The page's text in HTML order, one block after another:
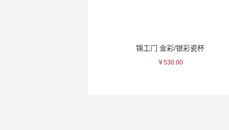
锦工门 金彩/银彩瓷杯
￥530.00